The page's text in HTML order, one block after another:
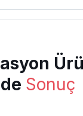
Sonuç